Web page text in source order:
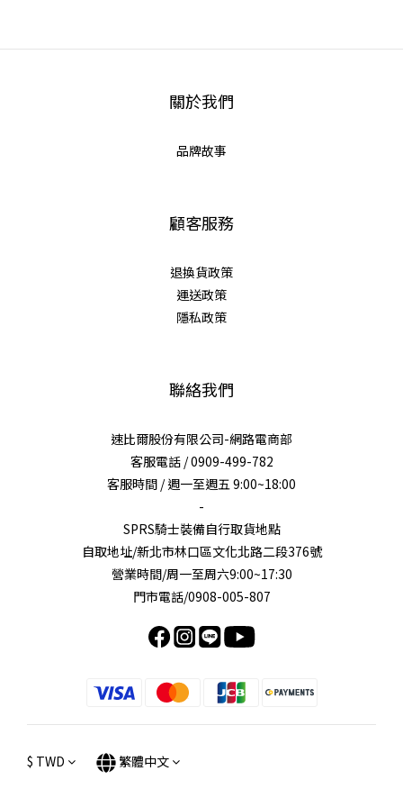
關於我們
品牌故事
顧客服務
退換貨政策
運送政策
隱私政策
聯絡我們
速比爾股份有限公司-網路電商部
客服電話 / 0909-499-782
客服時間 / 週一至週五 9:00~18:00
-
SPRS騎士裝備自行取貨地點
自取地址/新北市林口區文化北路二段376號
營業時間/周一至周六9:00~17:30
門市電話/0908-005-807
$ TWD 繁體中文